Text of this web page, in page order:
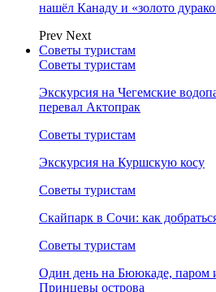
нашёл Канаду и «золото
Prev Next
Советы туристам
Советы туристам
Экскурсия на Чегемские
перевал Актопрак
Советы туристам
Экскурсия на Куршскую косу
Советы туристам
Скайпарк в Сочи: как
Советы туристам
Один день на Бююкаде, паром
Принцевы острова